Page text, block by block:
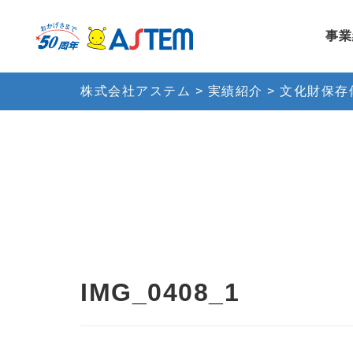
事
株式会社アステム > 実績紹介 > 文化財保存
IMG_0408_1